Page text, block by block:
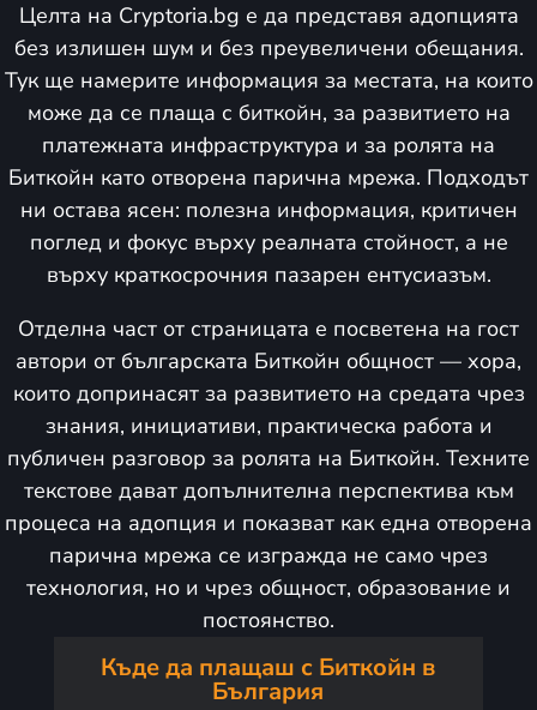
Целта на Cryptoria.bg е да представя адопцията
без излишен шум и без преувеличени обещания.
Тук ще намерите информация за местата, на които
може да се плаща с биткойн, за развитието на
платежната инфраструктура и за ролята на
Биткойн като отворена парична мрежа. Подходът
ни остава ясен: полезна информация, критичен
поглед и фокус върху реалната стойност, а не
върху краткосрочния пазарен ентусиазъм.
Отделна част от страницата е посветена на гост
автори от българската Биткойн общност — хора,
които допринасят за развитието на средата чрез
знания, инициативи, практическа работа и
публичен разговор за ролята на Биткойн. Техните
текстове дават допълнителна перспектива към
процеса на адопция и показват как една отворена
парична мрежа се изгражда не само чрез
технология, но и чрез общност, образование и
постоянство.
Къде да плащаш с Биткойн в
България